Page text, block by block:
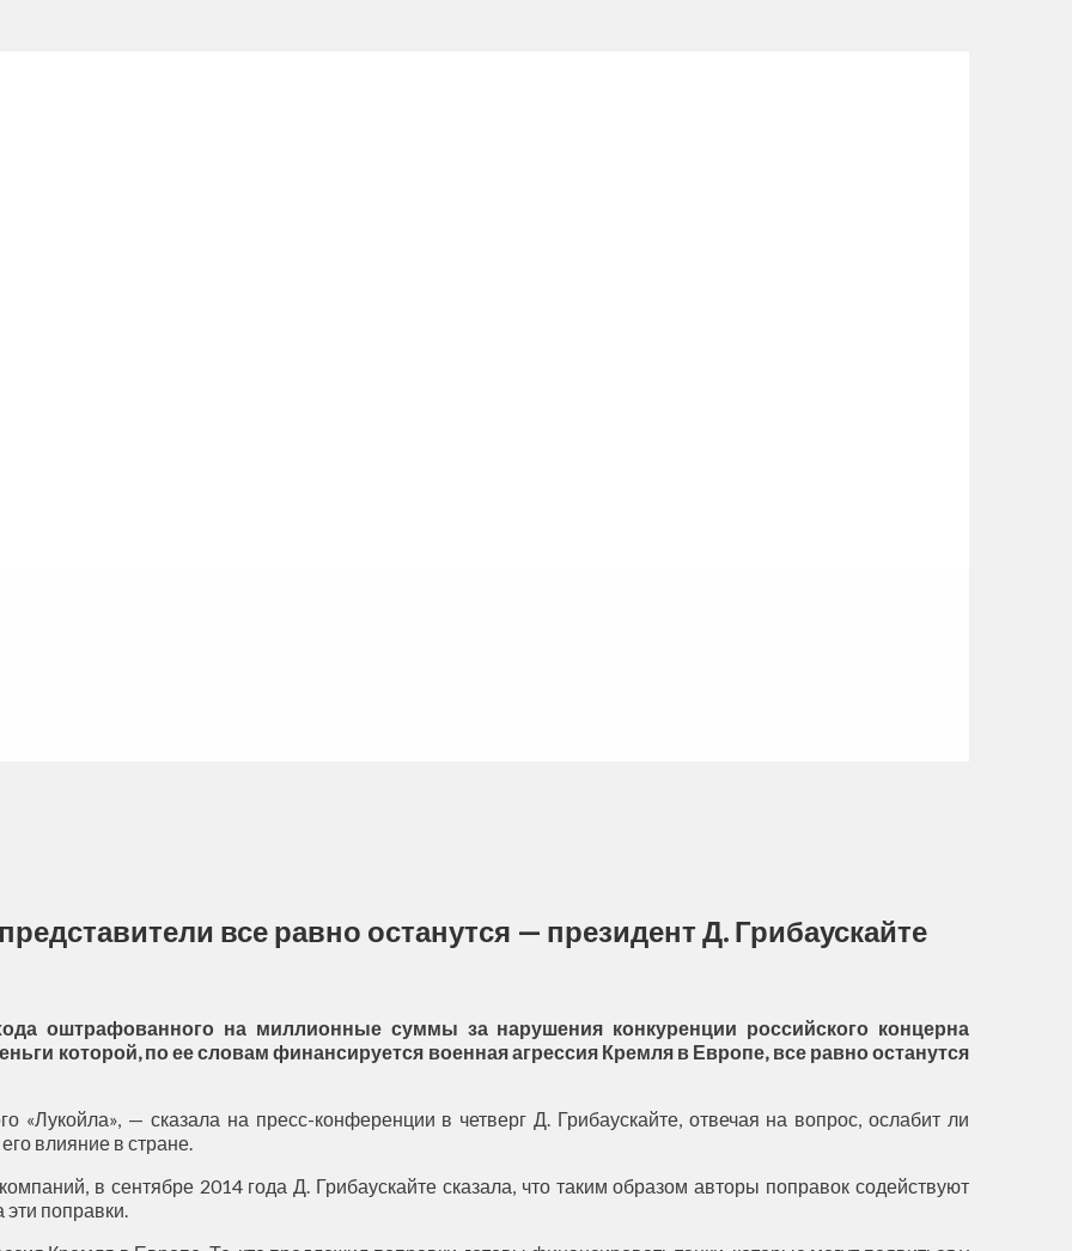
все равно останутся — президент Д. Грибаускайте
оштрафованного на миллионные суммы за нарушения конкуренции российского концерна
которой, по ее словам финансируется военная агрессия Кремля в Европе, все равно останутся
«Лукойла», — сказала на пресс-конференции в четверг Д. Грибаускайте, отвечая на вопрос, ослабит ли
влияние в стране.
в сентябре 2014 года Д. Грибаускайте сказала, что таким образом авторы поправок содействуют
поправки.